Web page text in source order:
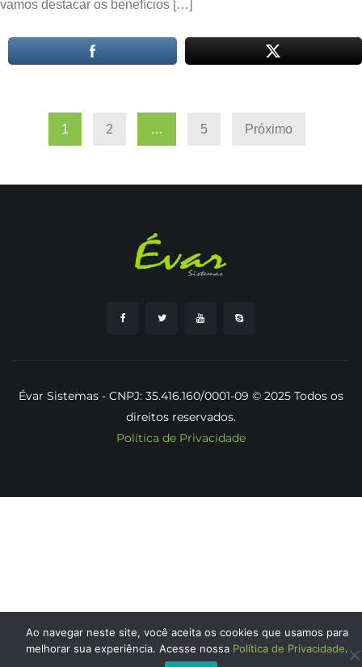
vamos destacar os benefícios […]
Paginação
posts
1 2 … 5 Próximo
Évar Sistemas - CNPJ: 35.416.160/0001-09 © 2025 Todos os
direitos reservados.
Política de Privacidade
Ao navegar neste site, você aceita os cookies que usamos para
melhorar sua experiência. Acesse nossa Política de Privacidade.